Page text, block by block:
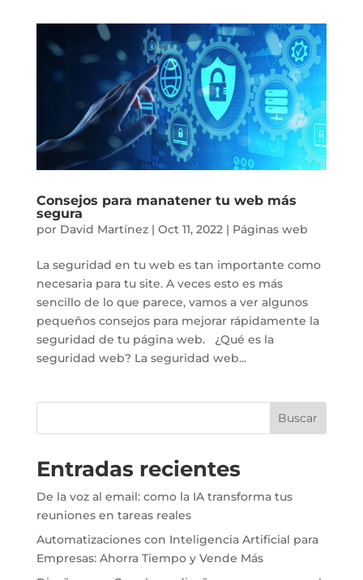
Consejos para manatener tu web más
segura
por David Martínez| Oct 11, 2022| Páginas web
La seguridad en tu web es tan importante como
necesaria para tu site. A veces esto es más
sencillo de lo que parece, vamos a ver algunos
pequeños consejos para mejorar rápidamente la
seguridad de tu página web. ¿Qué es la
seguridad web? La seguridad web...
Buscar
Entradas recientes
De la voz al email: como la IA transforma tus
reuniones en tareas reales
Automatizaciones con Inteligencia Artificial para
Empresas: Ahorra Tiempo y Vende Más